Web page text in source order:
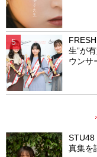
生”が
ウンサ
STU48
真集を